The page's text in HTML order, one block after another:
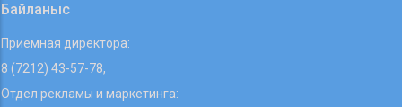
Байланыс
Приемная директора:
8 (7212) 43-57-78,
Отдел рекламы и маркетинга: